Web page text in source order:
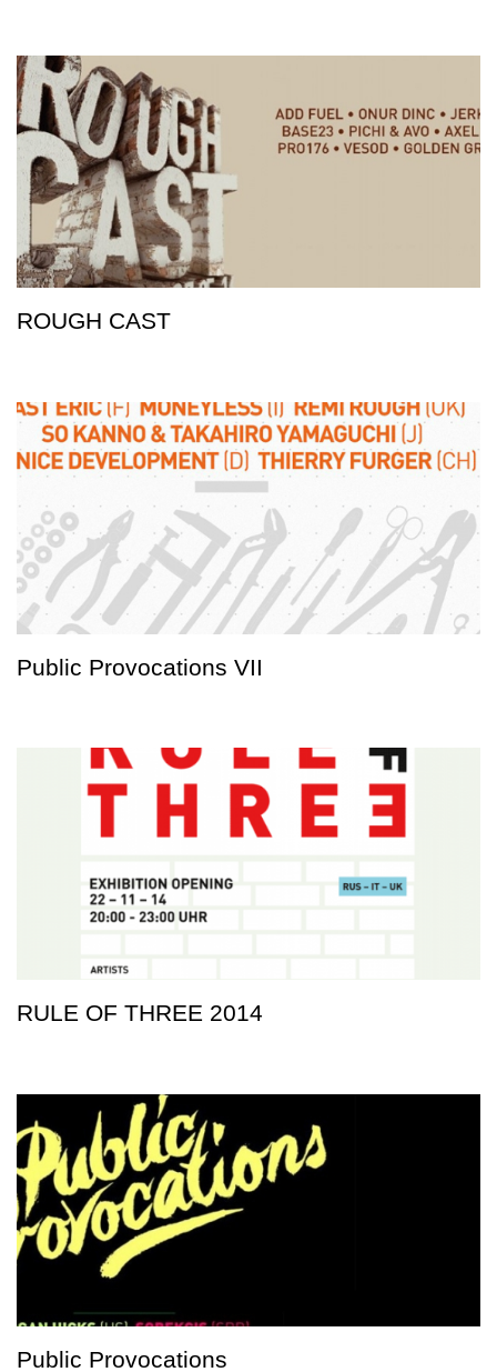
ROUGH CAST
Public Provocations VII
RULE OF THREE 2014
Public Provocations